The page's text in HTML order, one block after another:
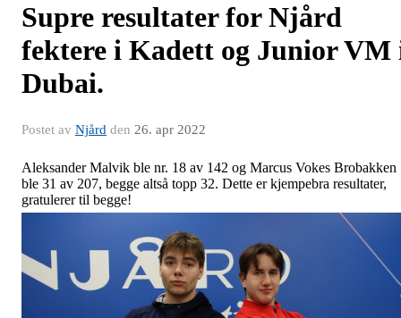
Supre resultater for Njård
fektere i Kadett og Junior VM
Dubai.
Postet av Njård den 26. apr 2022
Aleksander Malvik ble nr. 18 av 142 og Marcus Vokes Brobakken
ble 31 av 207, begge altså topp 32. Dette er kjempebra resultater,
gratulerer til begge!